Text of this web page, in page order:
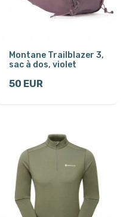
Montane Trailblazer 3,
sac à dos, violet
50 EUR